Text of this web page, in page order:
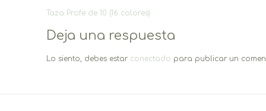
Navegación
entradas
Taza Profe de 10 (16 colores)
Deja una respuesta
Lo siento, debes estar conectado para publicar un